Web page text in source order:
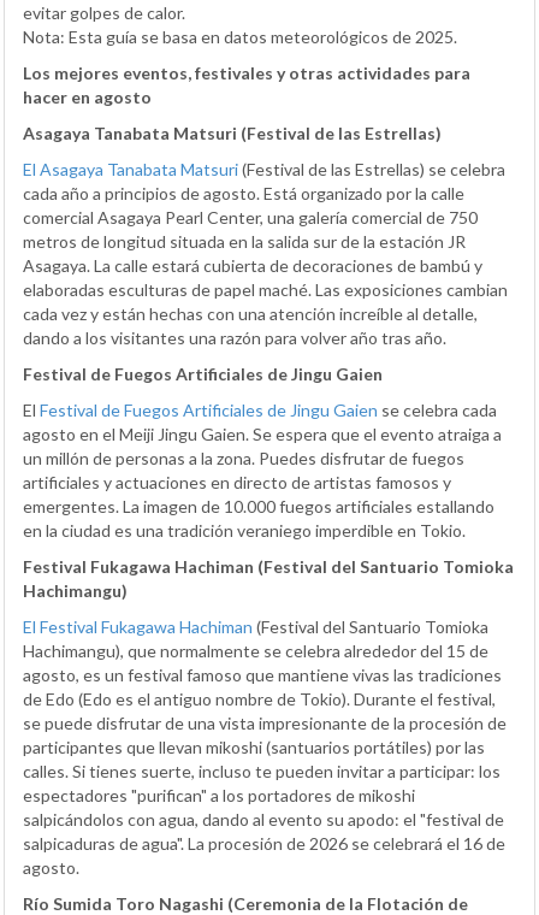
evitar golpes de calor.
Nota: Esta guía se basa en datos meteorológicos de 2025.
Los mejores eventos, festivales y otras actividades para
hacer en agosto
Asagaya Tanabata Matsuri (Festival de las Estrellas)
El Asagaya Tanabata Matsuri(Festival de las Estrellas) se celebra
cada año a principios de agosto. Está organizado por la calle
comercial Asagaya Pearl Center, una galería comercial de 750
metros de longitud situada en la salida sur de la estación JR
Asagaya. La calle estará cubierta de decoraciones de bambú y
elaboradas esculturas de papel maché. Las exposiciones cambian
cada vez y están hechas con una atención increíble al detalle,
dando a los visitantes una razón para volver año tras año.
Festival de Fuegos Artificiales de Jingu Gaien
El Festival de Fuegos Artificiales de Jingu Gaien se celebra cada
agosto en el Meiji Jingu Gaien. Se espera que el evento atraiga a
un millón de personas a la zona. Puedes disfrutar de fuegos
artificiales y actuaciones en directo de artistas famosos y
emergentes. La imagen de 10.000 fuegos artificiales estallando
en la ciudad es una tradición veraniego imperdible en Tokio.
Festival Fukagawa Hachiman (Festival del Santuario Tomioka
Hachimangu)
El Festival Fukagawa Hachiman (Festival del Santuario Tomioka
Hachimangu), que normalmente se celebra alrededor del 15 de
agosto, es un festival famoso que mantiene vivas las tradiciones
de Edo (Edo es el antiguo nombre de Tokio). Durante el festival,
se puede disfrutar de una vista impresionante de la procesión de
participantes que llevan mikoshi (santuarios portátiles) por las
calles. Si tienes suerte, incluso te pueden invitar a participar: los
espectadores "purifican" a los portadores de mikoshi
salpicándolos con agua, dando al evento su apodo: el "festival de
salpicaduras de agua". La procesión de 2026 se celebrará el 16 de
agosto.
Río Sumida Toro Nagashi (Ceremonia de la Flotación de